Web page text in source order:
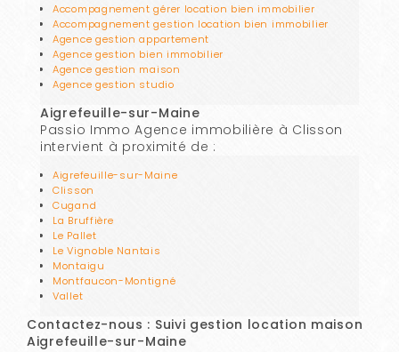
Accompagnement gérer location bien immobilier
Accompagnement gestion location bien immobilier
Agence gestion appartement
Agence gestion bien immobilier
Agence gestion maison
Agence gestion studio
Aigrefeuille-sur-Maine
Passio Immo Agence immobilière à Clisson
intervient à proximité de :
Aigrefeuille-sur-Maine
Clisson
Cugand
La Bruffière
Le Pallet
Le Vignoble Nantais
Montaigu
Montfaucon-Montigné
Vallet
Contactez-nous : Suivi gestion location maison
Aigrefeuille-sur-Maine